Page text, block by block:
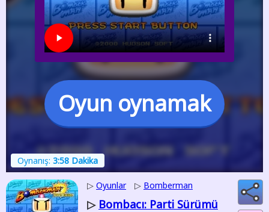
Oyun oynamak
Oynanış: 3:58 Dakika
▷ Oyunlar ▷ Bomberman
▷ Bombacı: Parti Sürümü